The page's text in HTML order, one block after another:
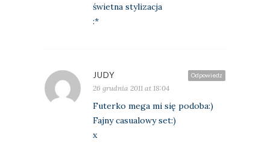
świetna stylizacja
:*
Odpowiedz
JUDY
26 grudnia 2011 at 18:04
Futerko mega mi się podoba:)
Fajny casualowy set:)
x